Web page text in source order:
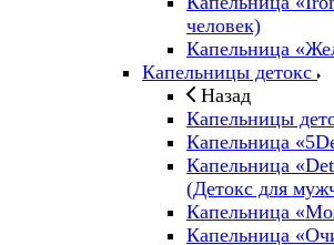
человек)
Капельница
Капельницы детокс
Назад
Капельницы
Капельница
Капельница
(Детокс для
Капельница
Капельница